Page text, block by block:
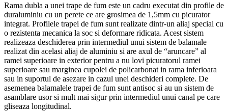
Rama dubla a unei trape de fum este un cadru executat din profile de
duraluminiu cu un perete ce are grosimea de 1,5mm cu picurator
integrat. Profilele trapei de fum sunt realizate dintr-un aliaj special cu
o rezistenta mecanica la soc si deformare ridicata. Acest sistem
realizeaza deschiderea prin intermediul unui sistem de balamale
realizat din acelasi aliaj de aluminiu si are axul de “aruncare” al
ramei superioare in exterior pentru a nu lovi picuratorul ramei
superioare sau marginea cupolei de policarbonat in rama inferioara
sau in suportul de asezare in cazul unei deschideri complete. De
asemenea balamalele trapei de fum sunt antisoc si au un sistem de
asamblare usor si mult mai sigur prin intermediul unui canal pe care
gliseaza longitudinal.